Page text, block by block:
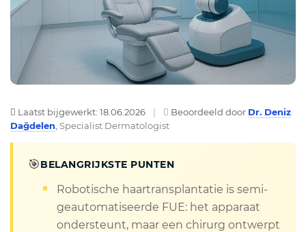
Laatst bijgewerkt: 18.06.2026 | Beoordeeld door Dr. Deniz
Dağdelen Specialist Dermatologist
🎯BELANGRIJKSTE PUNTEN
Robotische haartransplantatie is semi-
geautomatiseerde FUE: het apparaat
ondersteunt, maar een chirurg ontwerpt